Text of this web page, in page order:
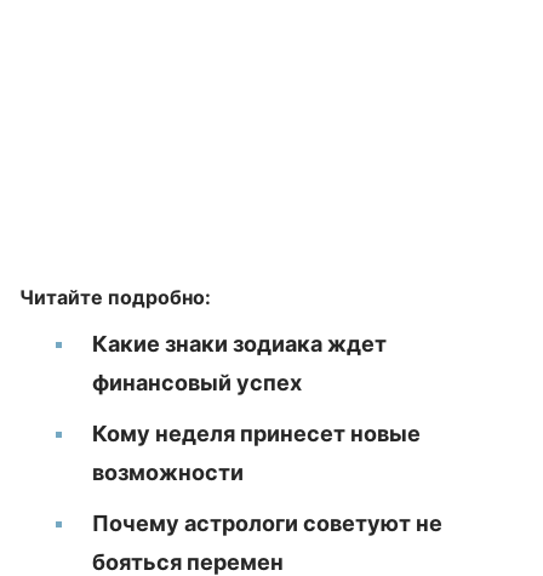
Читайте подробно:
Какие знаки зодиака ждет
финансовый успех
Кому неделя принесет новые
возможности
Почему астрологи советуют не
бояться перемен